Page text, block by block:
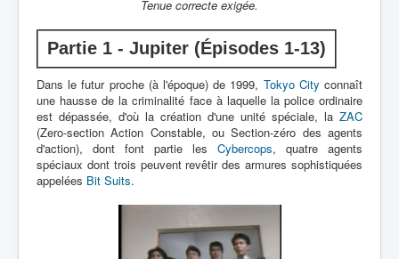
Chronologie
Références
Fanservice
Fiche technique
Introduction
Tenue correcte exigée.
Partie 1 - Jupiter (Épisodes 1-13)
Dans le futur proche (à l'époque) de 1999, Tokyo City connaît
une hausse de la criminalité face à laquelle la police ordinaire
est dépassée, d'où la création d'une unité spéciale, la ZAC
(Zero-section Action Constable, ou Section-zéro des agents
d'action), dont font partie les Cybercops, quatre agents
spéciaux dont trois peuvent revêtir des armures sophistiquées
appelées Bit Suits.